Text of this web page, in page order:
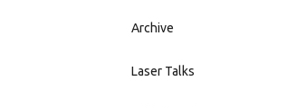
Archive
Laser Talks